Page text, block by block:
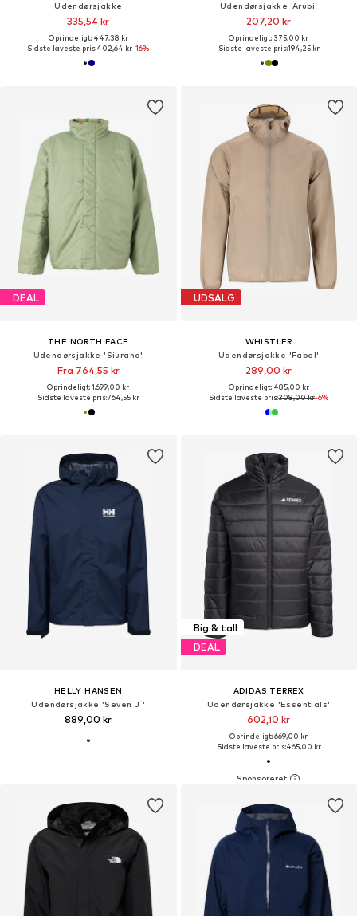
Udendørsjakke
335,54 kr
Oprindeligt: 447,38 kr
Sidste laveste pris:402,64 kr-16%
Udendørsjakke 'Arubi'
207,20 kr
Oprindeligt: 375,00 kr
Sidste laveste pris:194,25 kr
DEAL
THE NORTH FACE
Udendørsjakke 'Siurana'
Fra 764,55 kr
Oprindeligt: 1.699,00 kr
Sidste laveste pris:764,55 kr
UDSALG
WHISTLER
Udendørsjakke 'Fabel'
289,00 kr
Oprindeligt: 485,00 kr
Sidste laveste pris:308,00 kr-6%
HELLY HANSEN
Udendørsjakke 'Seven J '
889,00 kr
Big & tall
DEAL
ADIDAS TERREX
Udendørsjakke 'Essentials'
602,10 kr
Oprindeligt: 669,00 kr
Sidste laveste pris:465,00 kr